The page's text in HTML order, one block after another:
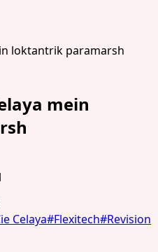
mein
Celaya#Flexitech#Revision